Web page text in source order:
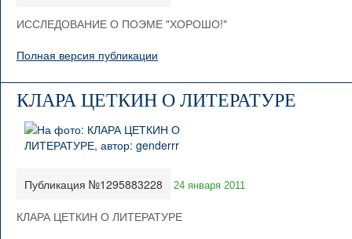
ИССЛЕДОВАНИЕ О ПОЭМЕ "ХОРОШО!"
Полная версия публикации
КЛАРА ЦЕТКИН О ЛИТЕРАТУРЕ
Публикация №1295883228 24 января 2011
КЛАРА ЦЕТКИН О ЛИТЕРАТУРЕ